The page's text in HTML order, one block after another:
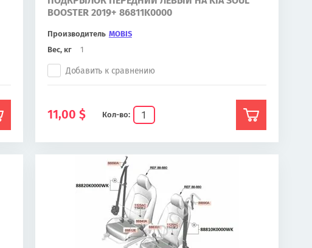
BOOSTER 2019+ 86811K0000
Производитель MOBIS
Вес, кг
1
Кол-во:
Добавить к сравнению
11,00 $